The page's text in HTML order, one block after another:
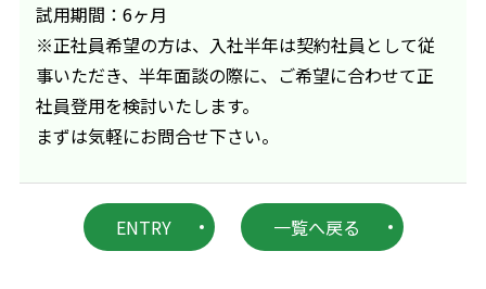
試用期間：6ヶ月
※正社員希望の方は、入社半年は契約社員として従
事いただき、半年面談の際に、ご希望に合わせて正
社員登用を検討いたします。
まずは気軽にお問合せ下さい。
ENTRY 一覧へ戻る